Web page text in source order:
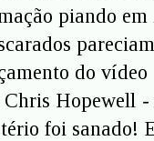
piando em
do
Chris Hopewell -
foi sanado!